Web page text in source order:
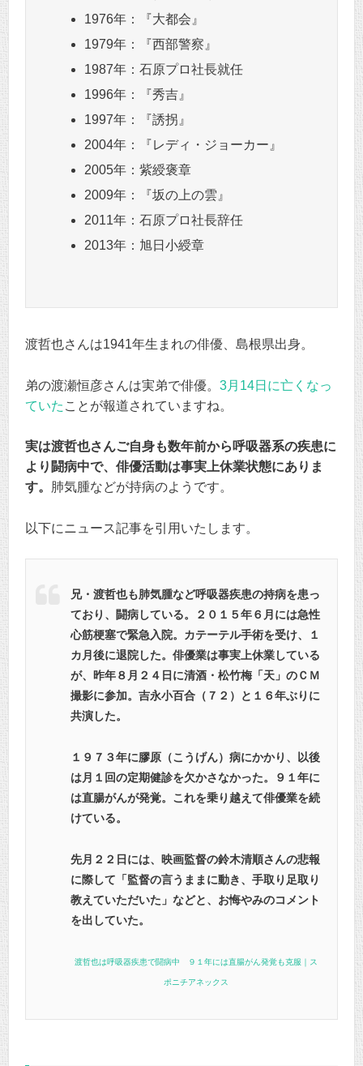
1976年：『大都会』
1979年：『西部警察』
1987年：石原プロ社長就任
1996年：『秀吉』
1997年：『誘拐』
2004年：『レディ・ジョーカー』
2005年：紫綬褒章
2009年：『坂の上の雲』
2011年：石原プロ社長辞任
2013年：旭日小綬章
渡哲也さんは1941年生まれの俳優、島根県出身。
弟の渡瀬恒彦さんは実弟で俳優。 3月14日に亡くなっ
ていた ことが報道されていますね。
実は渡哲也さんご自身も数年前から呼吸器系の疾患に
より闘病中で、俳優活動は事実上休業状態にありま
す。
肺気腫などが持病のようです。
以下にニュース記事を引用いたします。
兄・渡哲也も肺気腫など呼吸器疾患の持病を患っ
ており、闘病している。２０１５年６月には急性
心筋梗塞で緊急入院。カテーテル手術を受け、１
カ月後に退院した。俳優業は事実上休業している
が、昨年８月２４日に清酒・松竹梅「天」のＣＭ
撮影に参加。吉永小百合（７２）と１６年ぶりに
共演した。
１９７３年に膠原（こうげん）病にかかり、以後
は月１回の定期健診を欠かさなかった。９１年に
は直腸がんが発覚。これを乗り越えて俳優業を続
けている。
先月２２日には、映画監督の鈴木清順さんの悲報
に際して「監督の言うままに動き、手取り足取り
教えていただいた」などと、お悔やみのコメント
を出していた。
渡哲也は呼吸器疾患で闘病中 ９１年には直腸がん発覚も克服｜ス
ポニチアネックス